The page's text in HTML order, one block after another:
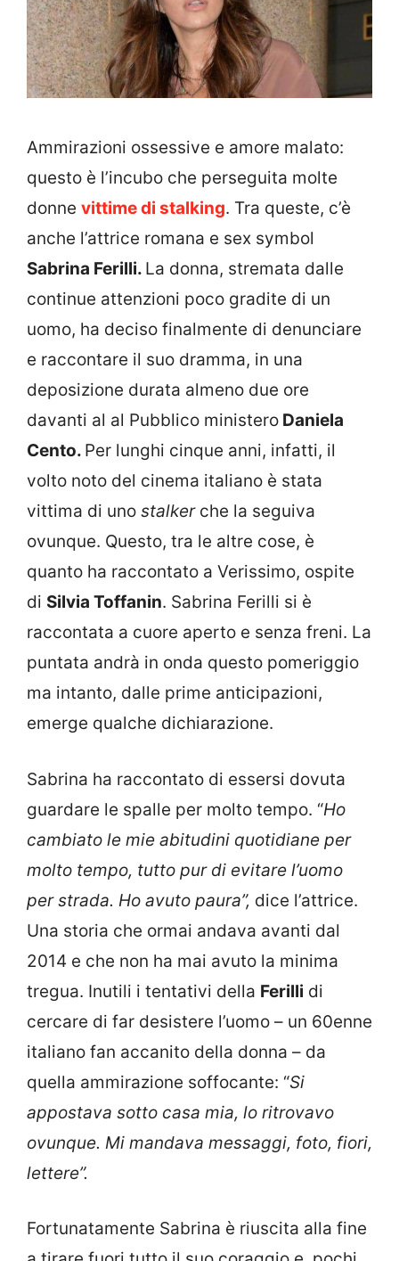
Ammirazioni ossessive e amore malato:
questo è l’incubo che perseguita molte
donne vittime di stalking. Tra queste, c’è
anche l’attrice romana e sex symbol
Sabrina Ferilli. La donna, stremata dalle
continue attenzioni poco gradite di un
uomo, ha deciso finalmente di denunciare
e raccontare il suo dramma, in una
deposizione durata almeno due ore
davanti al al Pubblico ministero Daniela
Cento. Per lunghi cinque anni, infatti, il
volto noto del cinema italiano è stata
vittima di uno stalker che la seguiva
ovunque. Questo, tra le altre cose, è
quanto ha raccontato a Verissimo, ospite
di Silvia Toffanin. Sabrina Ferilli si è
raccontata a cuore aperto e senza freni. La
puntata andrà in onda questo pomeriggio
ma intanto, dalle prime anticipazioni,
emerge qualche dichiarazione.
Sabrina ha raccontato di essersi dovuta
guardare le spalle per molto tempo. “Ho
cambiato le mie abitudini quotidiane per
molto tempo, tutto pur di evitare l’uomo
per strada. Ho avuto paura”, dice l’attrice.
Una storia che ormai andava avanti dal
2014 e che non ha mai avuto la minima
tregua. Inutili i tentativi della Ferilli di
cercare di far desistere l’uomo – un 60enne
italiano fan accanito della donna – da
quella ammirazione soffocante: “Si
appostava sotto casa mia, lo ritrovavo
ovunque. Mi mandava messaggi, foto, fiori,
lettere”.
Fortunatamente Sabrina è riuscita alla fine